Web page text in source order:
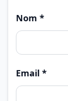
Nom *
Email *